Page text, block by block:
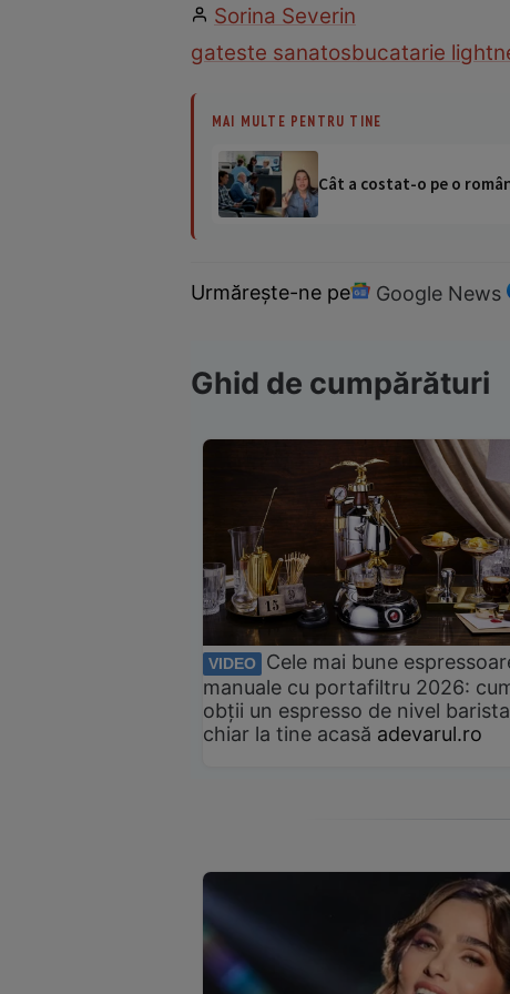
Sorina Severin
gateste sanatosbucatarie light
MAI MULTE PENTRU TINE
Cât a costat-o pe o
Urmărește-ne pe Google News
Ghid de cumpărături
VIDEO
Cele mai bune
manuale cu portafiltru 2026:
obții un espresso de nivel barista
chiar la tine acasă adevarul.ro